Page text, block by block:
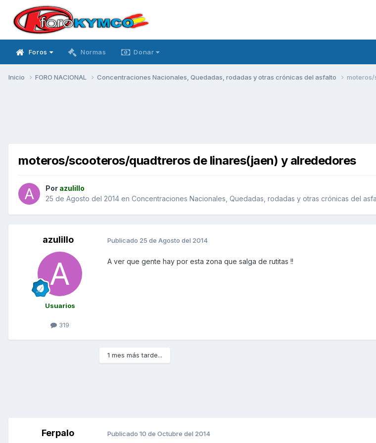
Foros Normas Donar
Inicio FORO NACIONAL Concentraciones Nacionales, Quedadas, rodadas y otras crónicas del asfalto moteros/
moteros/scooteros/quadtreros de linares(jaen) y alrededores
Por azulillo
25 de Agosto del 2014 en Concentraciones Nacionales, Quedadas, rodadas y otras crónicas del
azulillo
Usuarios
319
Publicado 25 de Agosto del 2014
A ver que gente hay por esta zona que salga de rutitas !!
1 mes más tarde...
Ferpalo Publicado 10 de Octubre del 2014